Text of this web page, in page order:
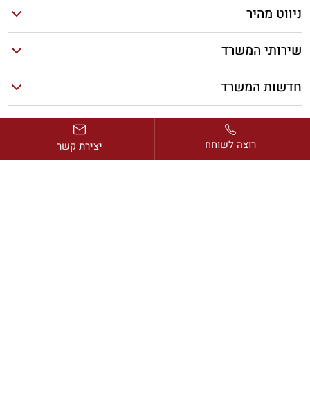
כתובת:
ניווט מהיר
שירותי המשרד
חדשות המשרד
מאמרים אחרונים
רוצה לשוחח יצירת קשר